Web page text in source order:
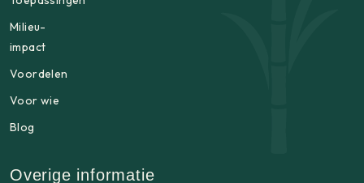
Milieu-
impact
Voordelen
Voor wie
Blog
Overige informatie